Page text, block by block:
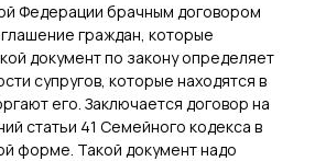
Федерации брачным договором
граждан, которые
документ по закону определяет
супругов, которые находятся в
его. Заключается договор на
статьи 41 Семейного кодекса в
форме. Такой документ надо